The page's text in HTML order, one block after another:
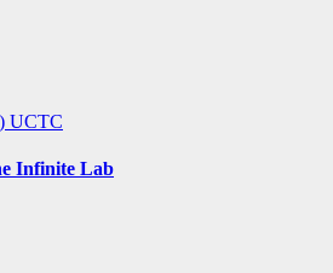
UCTC
Infinite Lab